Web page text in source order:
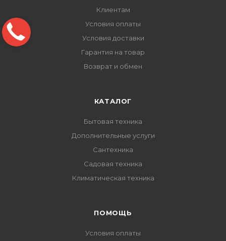
Клиентам
Условия оплаты
Условия доставки
Гарантия на товар
Возврат и обмен
КАТАЛОГ
Бытовая техника
Дополнительные услуги
Сантехника
Садовая техника
Климатическая техника
ПОМОЩЬ
Условия оплаты